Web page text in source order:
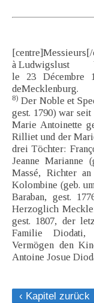
[centre]Messieurs[/
à Ludwigslust
le 23 Décembre
deMecklenburg.
8) Der Noble et
gest. 1790) war
Marie Antoinette
Rilliet und der
drei Töchter:
Jeanne Marianne
Massé, Richter
Kolombine (geb.
Baraban, gest.
Herzoglich
gest. 1807, der
Familie Diodati,
Vermögen den
Antoine Josue
‹ Kapitel zurück